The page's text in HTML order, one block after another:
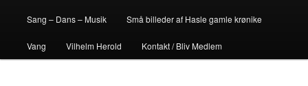
Sang – Dans – Musik Små billeder af Hasle gamle krønike
Vang Vilhelm Herold Kontakt / Bliv Medlem